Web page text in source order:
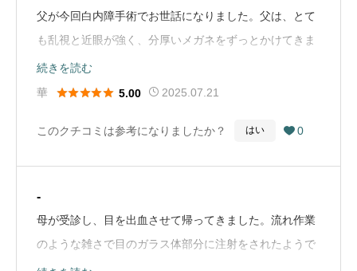
父が今回白内障手術でお世話になりました。父は、とて
も乱視と近眼が強く、分厚いメガネをずっとかけてきま
した。手術後、メガネを掛けなくても、ウソのように遠
くがくっきり綺麗に見えると、とても喜んでいます。乱
ら説明がありました。あまりに父が感動していたので、
続きを読む
華
 5.00 2025.07.21
このクチコミは参考になりましたか？ はい  0
-
母が受診し、目を出血させて帰ってきました。流れ作業
のような雑さで目のガラス体部分に注射をされたようで
す。治療中に異常を感じ、その場で質問しても看護師に